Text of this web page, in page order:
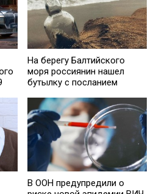
На берегу Балтийского
моря россиянин нашел
бутылку с посланием
В ООН предупредили о